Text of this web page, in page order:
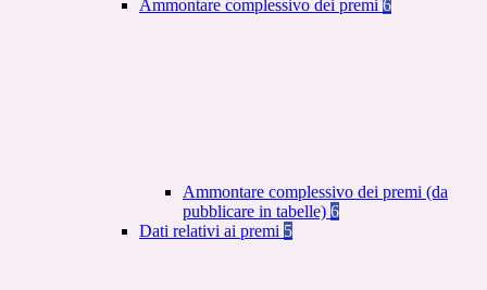
Ammontare complessivo dei premi 6
Ammontare complessivo dei premi (da
pubblicare in tabelle) 6
Dati relativi ai premi 5